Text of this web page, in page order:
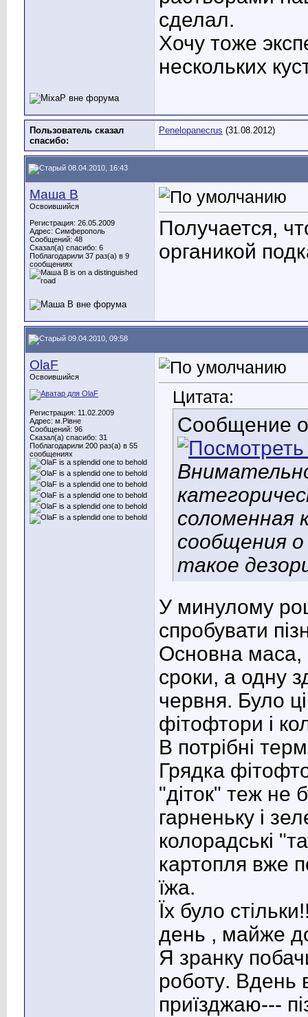
сделал.
Хочу тоже
нескольких
Пользователь сказал
cпасибо:
Penelopanecrus (31.08.2012)
08.04.2010, 16:43
Маша В
Освоившийся
Регистрация: 26.05.2009
Адрес: Симферополь
Сообщений: 48
Сказал(а) спасибо: 6
Поблагодарили 37 раз(а) в 9
сообщениях
Получается,
органикой
09.04.2010, 09:58
OlaF
Освоившийся
Регистрация: 11.02.2009
Адрес: м.Рівне
Сообщений: 96
Сказал(а) спасибо: 31
Поблагодарили 200 раз(а) в 55
сообщениях
Цитата:
Сообщение
соломенная
сообщения
такое
У минулому
спробувати
Основна маса,
сроки, а одну
червня. Було
фітофтори і
В потрібні
Грядка
"діток" теж не
гарненьку і
колорадські
картопля вже
їжа.
Їх було
день , майже
Я зранку
роботу. Вдень
приїзджаю---